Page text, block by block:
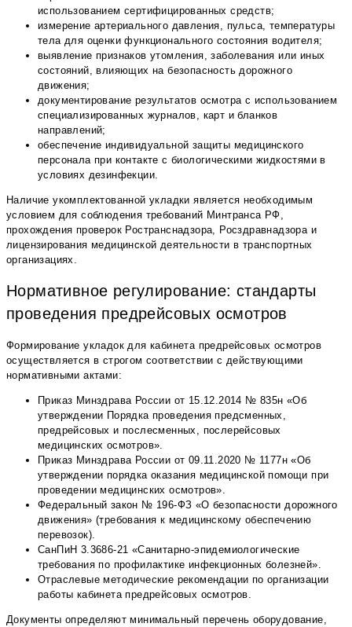
использованием сертифицированных средств;
измерение артериального давления, пульса, температуры
тела для оценки функционального состояния водителя;
выявление признаков утомления, заболевания или иных
состояний, влияющих на безопасность дорожного
движения;
документирование результатов осмотра с использованием
специализированных журналов, карт и бланков
направлений;
обеспечение индивидуальной защиты медицинского
персонала при контакте с биологическими жидкостями в
условиях дезинфекции.
Наличие укомплектованной укладки является необходимым
условием для соблюдения требований Минтранса РФ,
прохождения проверок Ространснадзора, Росздравнадзора и
лицензирования медицинской деятельности в транспортных
организациях.
Нормативное регулирование: стандарты
проведения предрейсовых осмотров
Формирование укладок для кабинета предрейсовых осмотров
осуществляется в строгом соответствии с действующими
нормативными актами:
Приказ Минздрава России от 15.12.2014 № 835н «Об
утверждении Порядка проведения предсменных,
предрейсовых и послесменных, послерейсовых
медицинских осмотров».
Приказ Минздрава России от 09.11.2020 № 1177н «Об
утверждении порядка оказания медицинской помощи при
проведении медицинских осмотров».
Федеральный закон № 196-ФЗ «О безопасности дорожного
движения» (требования к медицинскому обеспечению
перевозок).
СанПиН 3.3686-21 «Санитарно-эпидемиологические
требования по профилактике инфекционных болезней».
Отраслевые методические рекомендации по организации
работы кабинета предрейсовых осмотров.
Документы определяют минимальный перечень оборудование,